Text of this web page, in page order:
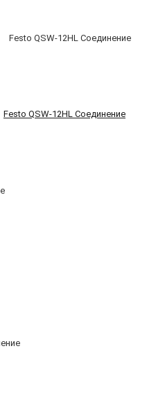
Festo QSW-12HL Соединение